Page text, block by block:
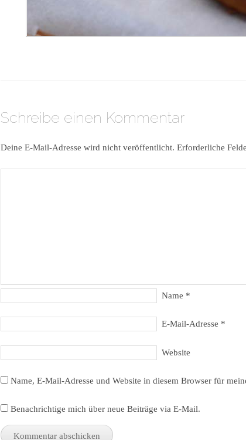
Schreibe einen Kommentar
Deine E-Mail-Adresse wird nicht veröffentlicht. Erforderliche
Name *
E-Mail-Adresse *
Website
Name, E-Mail-Adresse und Website in diesem Browser für
Benachrichtige mich über neue Beiträge via E-Mail.